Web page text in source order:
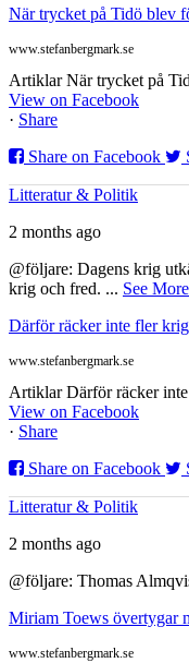
När trycket på Tidö blev
www.stefanbergmark.se
Artiklar När trycket på
View on Facebook
· Share
Share on Facebook
Litteratur & Politik
2 months ago
@följare: Dagens krig
krig och fred. ... See More
Därför räcker inte fler
www.stefanbergmark.se
Artiklar Därför räcker inte
View on Facebook
· Share
Share on Facebook
Litteratur & Politik
2 months ago
@följare: Thomas
Miriam Toews övertygar
www.stefanbergmark.se